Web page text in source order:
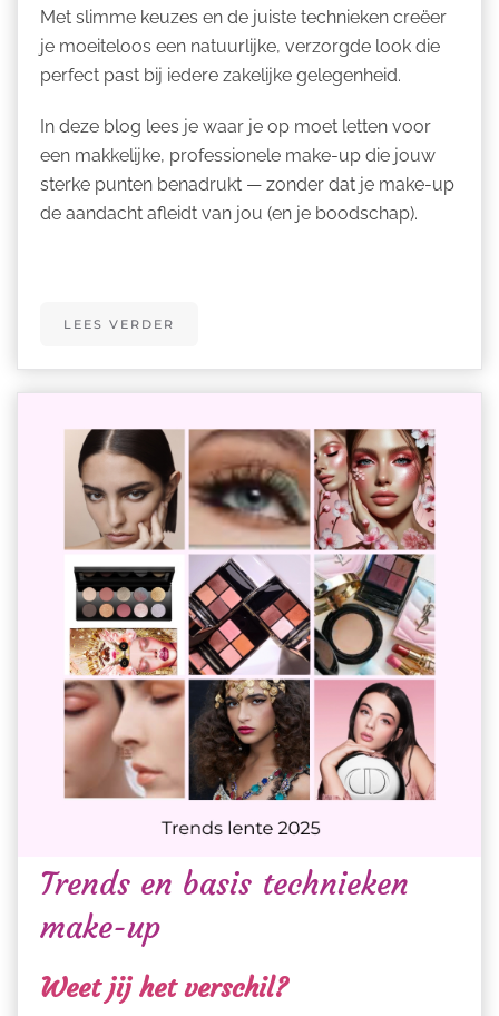
Met slimme keuzes en de juiste technieken creëer
je moeiteloos een natuurlijke, verzorgde look die
perfect past bij iedere zakelijke gelegenheid.
In deze blog lees je waar je op moet letten voor
een makkelijke, professionele make-up die jouw
sterke punten benadrukt — zonder dat je make-up
de aandacht afleidt van jou (en je boodschap).
LEES VERDER
Trends en basis technieken
make-up
Weet jij het verschil?